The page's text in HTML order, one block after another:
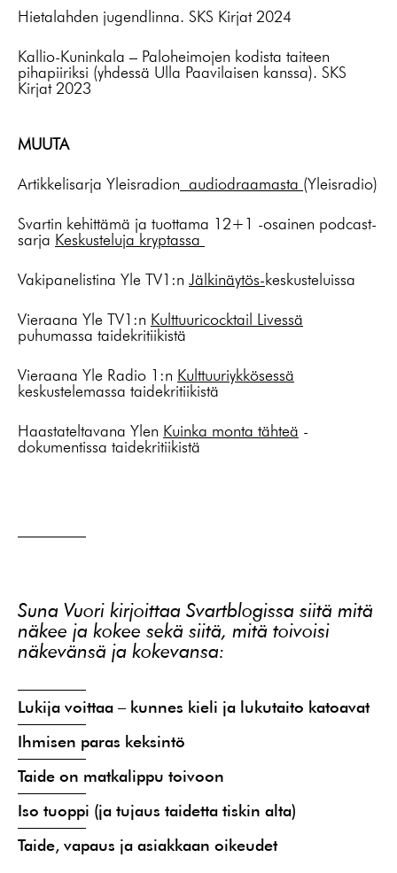
Hietalahden jugendlinna. SKS Kirjat 2024
Kallio-Kuninkala – Paloheimojen kodista taiteen
pihapiiriksi (yhdessä Ulla Paavilaisen kanssa). SKS
Kirjat 2023
MUUTA
Artikkelisarja Yleisradion audiodraamasta (Yleisradio)
Svartin kehittämä ja tuottama 12+1 -osainen podcast-
sarja Keskusteluja kryptassa
Vakipanelistina Yle TV1:n Jälkinäytös-keskusteluissa
Vieraana Yle TV1:n Kulttuuricocktail Livessä
puhumassa taidekritiikistä
Vieraana Yle Radio 1:n Kulttuuriykkösessä
keskustelemassa taidekritiikistä
Haastateltavana Ylen Kuinka monta tähteä -
dokumentissa taidekritiikistä
Suna Vuori kirjoittaa Svartblogissa siitä mitä
näkee ja kokee sekä siitä, mitä toivoisi
näkevänsä ja kokevansa:
Lukija voittaa – kunnes kieli ja lukutaito katoavat
Ihmisen paras keksintö
Taide on matkalippu toivoon
Iso tuoppi (ja tujaus taidetta tiskin alta)
Taide, vapaus ja asiakkaan oikeudet